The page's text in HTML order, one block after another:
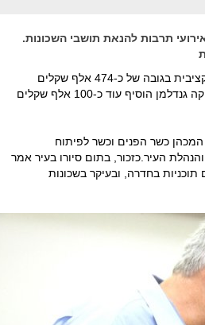
תרבות להנאת תושבי השכונות.
המשרד לפיתוח הנגב הגליל והפריפריה העביר לעיריית חדרה הרשאה תקציבית בגובה של כ-474 אלף שקלים
לאירועי תרבות המיועדים להתקיים ברחבי השכונות בעיר. ראש העיר צביקה גנדלמן הוסיף עוד כ-100 אלף שקלים
כשר הפנים וכשר לפיתוח
העיר.כזכור, בתום סיורו בעיר אמר
בחדרה, ובעיקר בשכונות